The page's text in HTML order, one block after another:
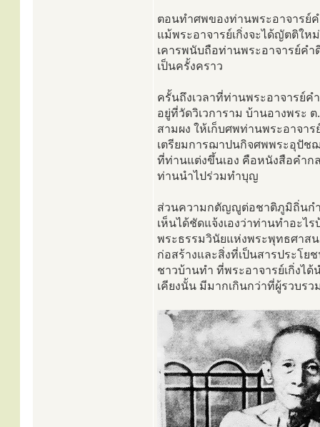
ตอนทำศพของท่านพระอาจารย์
แม้พระอาจารย์เกิ่งจะได้ญัตติให
เคารพนับถือท่านพระอาจารย์คำ
เป็นครั้งคราว
ครั้นถึงเวลาที่ท่านพระอาจารย์
อยู่ที่วัดวิเวการาม บ้านอางพระ
สามผง ให้เก็บศพท่านพระอาจา
เตรียมการฌาปนกิจศพพระอุปัช
ที่ท่านแต่งขึ้นเอง คือหนังสือคำก
ท่านนำไปร่วมทำบุญ
ส่วนความกตัญญูต่อชาติภูมิถิ่นกำ
เห็นได้ชัดแจ้งเองว่าท่านทำอะไ
พระธรรมวินัยแห่งพระพุทธศาส
ก่อสร้างและสิ่งที่เป็นสารประโ
ชาวบ้านทำ ที่พระอาจารย์เกิ่งไ
เคียงนั้น มีมากเกินกว่าที่ผู้รวบร